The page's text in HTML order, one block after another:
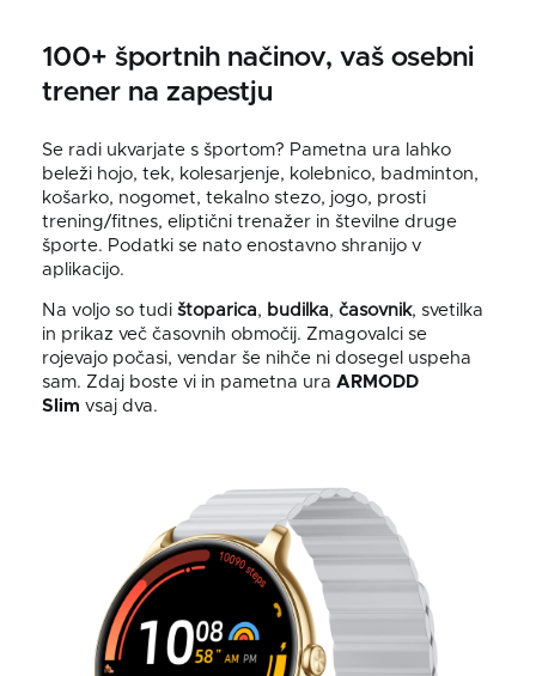
100+ športnih načinov, vaš osebni
trener na zapestju
Se radi ukvarjate s športom? Pametna ura lahko
beleži hojo, tek, kolesarjenje, kolebnico, badminton,
košarko, nogomet, tekalno stezo, jogo, prosti
trening/fitnes, eliptični trenažer in številne druge
športe. Podatki se nato enostavno shranijo v
aplikacijo.
Na voljo so tudi štoparica, budilka, časovnik, svetilka
in prikaz več časovnih območij. Zmagovalci se
rojevajo počasi, vendar še nihče ni dosegel uspeha
sam. Zdaj boste vi in pametna ura ARMODD
Slim vsaj dva.